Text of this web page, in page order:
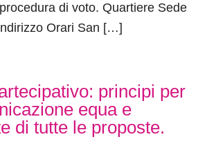
di voto. Quartiere Sede
Orari San […]
principi per
equa e
di tutte le proposte.